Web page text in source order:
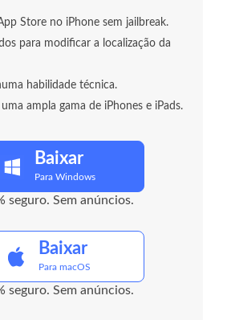
Store no iPhone sem jailbreak.
para modificar a localização da
habilidade técnica.
ampla gama de iPhones e iPads.
Baixar
Para Windows
seguro. Sem anúncios.
Baixar
Para macOS
seguro. Sem anúncios.